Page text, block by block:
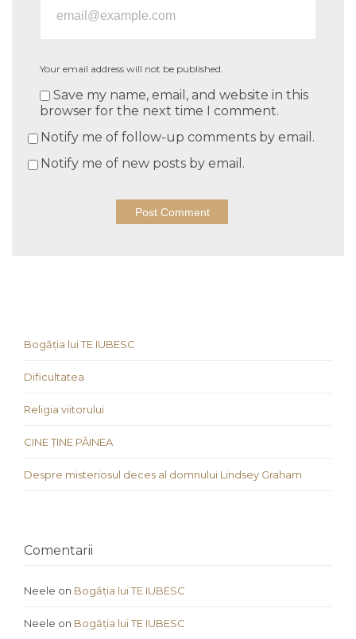
Your email address will not be published.
Save my name, email, and website in this
browser for the next time I comment.
Notify me of follow-up comments by email.
Notify me of new posts by email.
Bogăția lui TE IUBESC
Dificultatea
Religia viitorului
CINE ȚINE PÂINEA
Despre misteriosul deces al domnului Lindsey Graham
Comentarii
Neele on Bogăția lui TE IUBESC
Neele on Bogăția lui TE IUBESC